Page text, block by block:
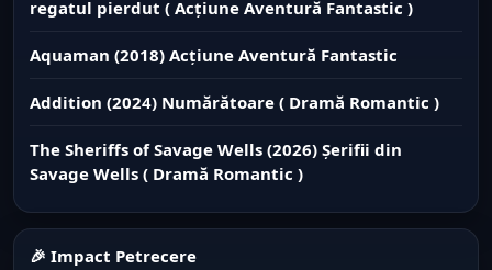
regatul pierdut ( Acțiune Aventură Fantastic )
Aquaman (2018) Acțiune Aventură Fantastic
Addition (2024) Numărătoare ( Dramă Romantic )
The Sheriffs of Savage Wells (2026) Șerifii din
Savage Wells ( Dramă Romantic )
🎉 Impact Petrecere